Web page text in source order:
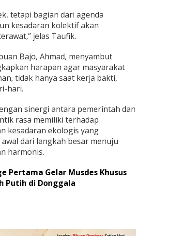
tetapi bagian dari agenda
kesadaran kolektif akan
jelas Taufik.
Bajo, Ahmad, menyambut
harapan agar masyarakat
tidak hanya saat kerja bakti,
hari.
sinergi antara pemerintah dan
rasa memiliki terhadap
kesadaran ekologis yang
dari langkah besar menuju
harmonis.
Pertama Gelar Musdes Khusus
Putih di Donggala